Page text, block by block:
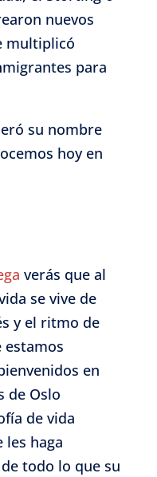
nuevos
multiplicó
para
su nombre
hoy en
verás que al
se vive de
y el ritmo de
estamos
en
de Oslo
de vida
les haga
todo lo que su